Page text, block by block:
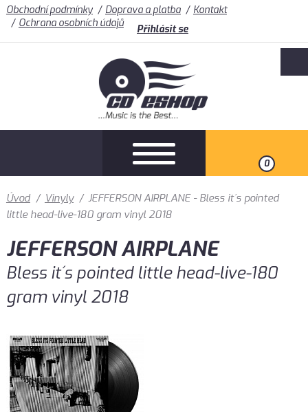
Obchodní podmínky Doprava a platba
Kontakt
Ochrana osobních údajů
Přihlásit se
0
Úvod / Vinyly / JEFFERSON AIRPLANE - Bless it´s pointed
little head-live-180 gram vinyl 2018
JEFFERSON AIRPLANE
Bless it´s pointed little head-live-180
gram vinyl 2018